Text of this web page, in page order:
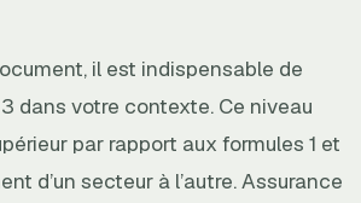
il est indispensable de
dans votre contexte. Ce niveau
par rapport aux formules 1 et
d’un secteur à l’autre. Assurance